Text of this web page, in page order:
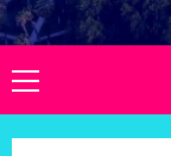
Primary
Menu